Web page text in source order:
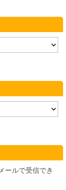
ールで受信でき